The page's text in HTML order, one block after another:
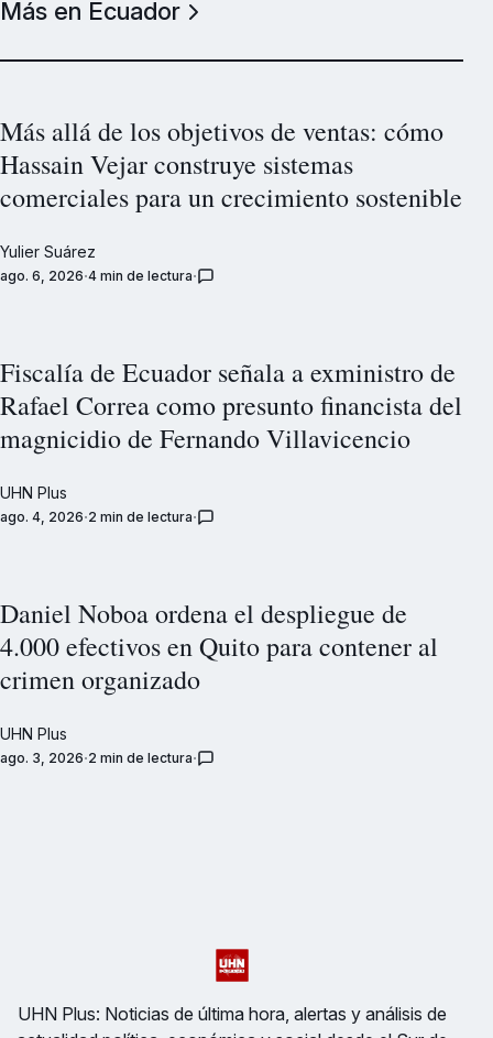
Más en Ecuador
Más allá de los objetivos de ventas: cómo
Hassain Vejar construye sistemas
comerciales para un crecimiento sostenible
Yulier Suárez
ago. 6, 2026 4 min de lectura
Fiscalía de Ecuador señala a exministro de
Rafael Correa como presunto financista del
magnicidio de Fernando Villavicencio
UHN Plus
ago. 4, 2026 2 min de lectura
Daniel Noboa ordena el despliegue de
4.000 efectivos en Quito para contener al
crimen organizado
UHN Plus
ago. 3, 2026 2 min de lectura
UHN Plus: Noticias de última hora, alertas y análisis de